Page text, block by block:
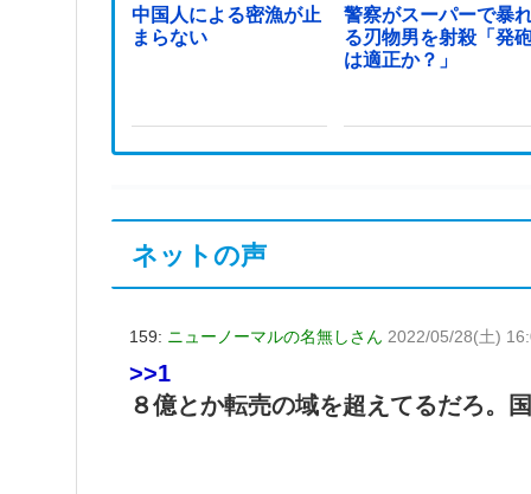
中国人による密漁が止
まらない
警察がスーパーで暴
る刃物男を射殺「発
は適正か？」
ネットの声
159: ニューノーマルの名無しさん 2022/05/28(土)
>>1
８億とか転売の域を超えてるだろ。